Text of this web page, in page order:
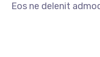
Eos ne delenit